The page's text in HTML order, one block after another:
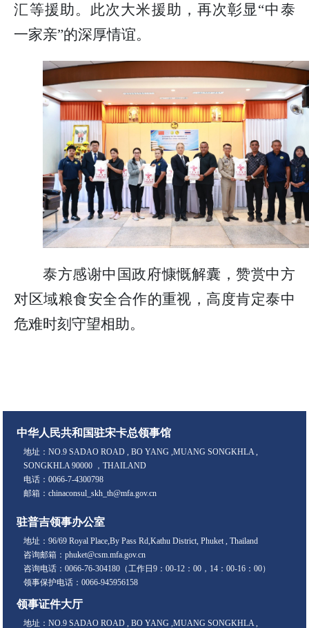
汇等援助。此次大米援助，再次彰显“中泰
一家亲”的深厚情谊。
泰方感谢中国政府慷慨解囊，赞赏中方
对区域粮食安全合作的重视，高度肯定泰中
危难时刻守望相助。
中华人民共和国驻宋卡总领事馆
地址：NO.9 SADAO ROAD , BO YANG ,MUANG SONGKHLA ,
SONGKHLA 90000 ，THAILAND
电话：0066-7-4300798
邮箱：chinaconsul_skh_th@mfa.gov.cn
驻普吉领事办公室
地址：96/69 Royal Place,By Pass Rd,Kathu District, Phuket , Thailand
咨询邮箱：phuket@csm.mfa.gov.cn
咨询电话：0066-76-304180（工作日9：00-12：00，14：00-16：00）
领事保护电话：0066-945956158
领事证件大厅
地址：NO.9 SADAO ROAD , BO YANG ,MUANG SONGKHLA ,